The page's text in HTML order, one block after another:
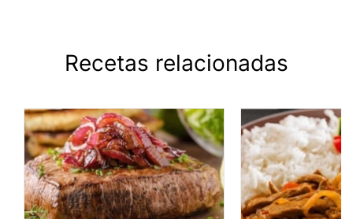
Recetas relacionadas